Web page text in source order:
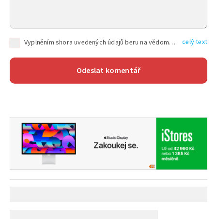
Vyplněním shora uvedených údajů beru na vědomí, že společnost TEXT FACTORY s.r.o., sídlem Brno, Durďákova 336/29, Černá Pole, PSČ: 613 00, IČ: 06157831, zapsané u Krajského soudu v Brně, oddíl C, vložka 100399, bude zpracovávat mé osobní údaje uvedené v rámci mnou vyplněného registračního formuláře na základě oprávněných zájmů TEXT FACTORY s.r.o. dle čl. 6 odst. 1 písm. f) GDPR a pro splnění právních povinností (čl. 6 odst. 1 písm. c) GDPR), a to pro tyto účely: nezbytnost zajistit oprávnění návštěvníka webových stránek provozovaných společností TEXT FACTORY s.r.o. přispívat aktivně ke zveřejněným článkům nebo v rámci diskusních fór a výkon práv TEXT FACTORY s.r.o. jako administrátora těchto diskusních fór. Více informací o zpracování osobních údajů a právech lze nalézt v celý text